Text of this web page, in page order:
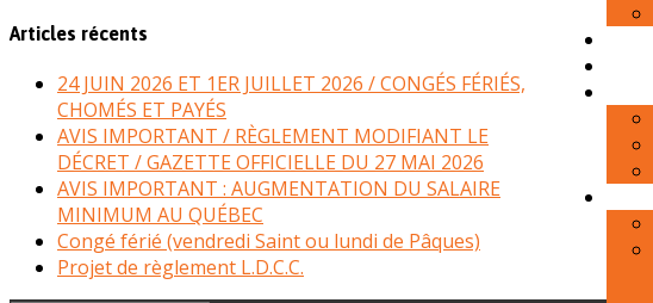
Articles récents
24 JUIN 2026 ET 1ER JUILLET 2026 / CONGÉS FÉRIÉS,
CHOMÉS ET PAYÉS
AVIS IMPORTANT / RÈGLEMENT MODIFIANT LE
DÉCRET / GAZETTE OFFICIELLE DU 27 MAI 2026
AVIS IMPORTANT : AUGMENTATION DU SALAIRE
MINIMUM AU QUÉBEC
Congé férié (vendredi Saint ou lundi de Pâques)
Projet de règlement L.D.C.C.